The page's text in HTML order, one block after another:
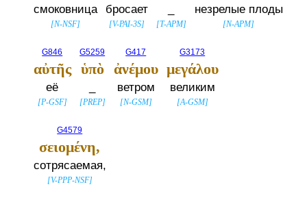
смоковница
[N-NSF]
бросает
[V-PAI-3S] [T-APM]
незрелые плоды
[N-APM]
G846
αὐτῆς
её
[P-GSF]
G5259
ὑπὸ
[PREP]
G417
ἀνέμου
ветром
[N-GSM]
G3173
μεγάλου
великим
[A-GSM]
G4579
σειομένη,
сотрясаемая,
[V-PPP-NSF]